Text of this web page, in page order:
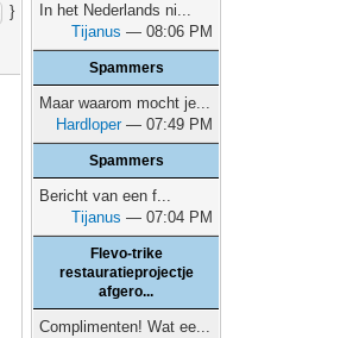
}
In het Nederlands ni...
Tijanus — 08:06 PM
Spammers
Maar waarom mocht je...
Hardloper— 07:49 PM
Spammers
Bericht van een f...
Tijanus — 07:04 PM
Flevo-trike
restauratieprojectje
afgero...
Complimenten! Wat ee...